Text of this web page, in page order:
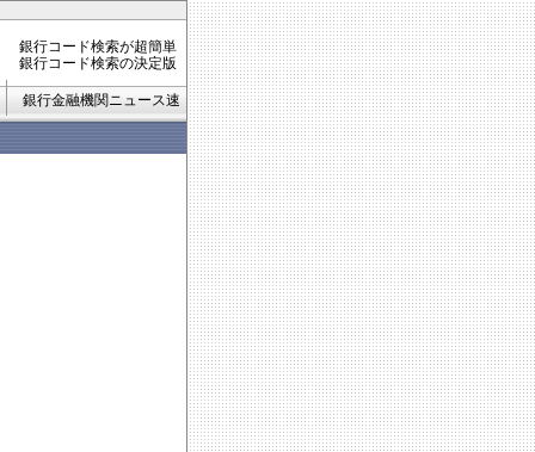
銀行コード検索が超簡単
銀行コード検索の決定版
銀行金融機関ニュース速